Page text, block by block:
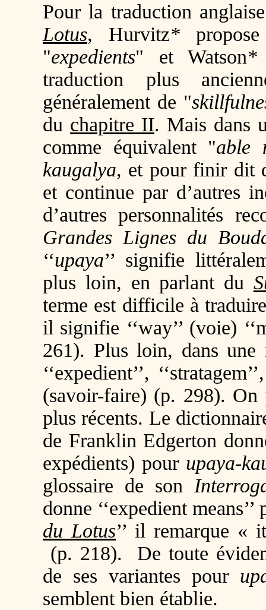
Pour la traduction
Lotus, Hurvitz*
"expedients" et Watson*
traduction plus
généralement de "
du chapitre II. Mais dans
comme équivalent "able
kaugalya, et pour finir dit
et continue par d’autres
d’autres personnalités
Grandes Lignes du
‘‘upaya’’ signifie
plus loin, en parlant du
terme est difficile à
il signifie ‘‘way’’ (voie)
261). Plus loin, dans une
‘‘expedient’’,
(savoir-faire) (p. 298). On
plus récents. Le
de Franklin Edgerton
expédients) pour upaya-
glossaire de son
donne ‘‘expedient
du Lotus’’ il remarque «
(p. 218). De toute
de ses variantes pour
semblent bien établie.